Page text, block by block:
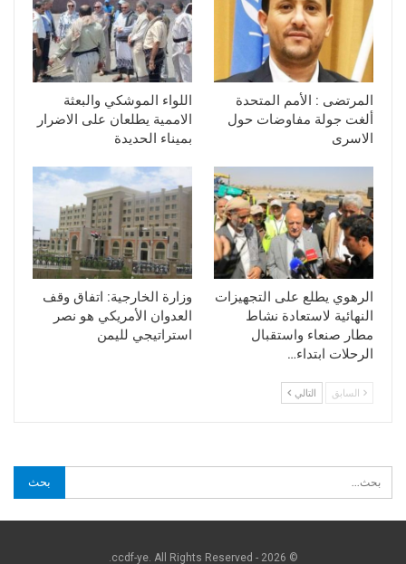
المرتضى : الأمم المتحدة
ألغت جولة مفاوضات حول
الاسرى
اللواء الموشكي والبعثة
الاممية يطلعان على الاضرار
بميناء الحديدة
الرهوي يطلع على التجهيزات
النهائية لاستعادة نشاط
مطار صنعاء واستقبال
الرحلات ابتداء…
وزارة الخارجية: اتفاق وقف
العدوان الأمريكي هو نصر
استراتيجي لليمن
السابق التالي
© 2026 - ccdf-ye. All Rights Reserved.